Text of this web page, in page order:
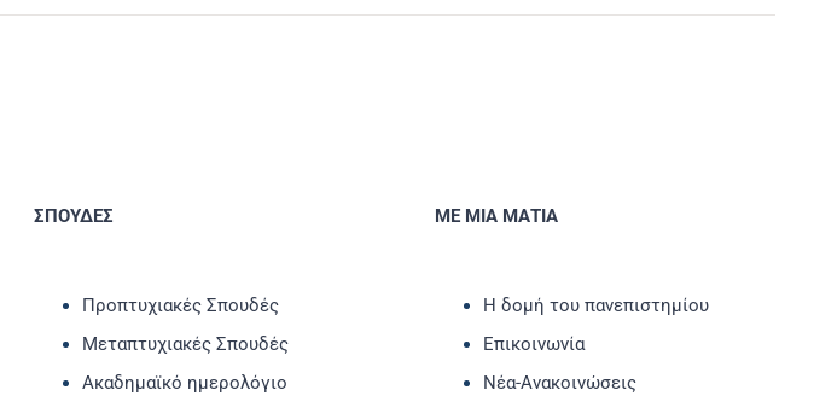
ΣΠΟΥΔΕΣ
Προπτυχιακές Σπουδές
Μεταπτυχιακές Σπουδές
Ακαδημαϊκό ημερολόγιο
ΜΕ ΜΙΑ ΜΑΤΙΑ
Η δομή του πανεπιστημίου
Επικοινωνία
Νέα-Ανακοινώσεις